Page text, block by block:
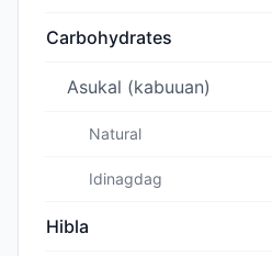
Carbohydrates
Asukal (kabuuan)
Natural
Idinagdag
Hibla